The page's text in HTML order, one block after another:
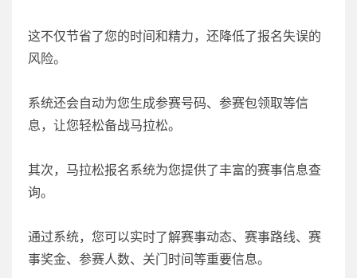
这不仅节省了您的时间和精力，还降低了报名失误的
风险。
系统还会自动为您生成参赛号码、参赛包领取等信
息，让您轻松备战马拉松。
其次，马拉松报名系统为您提供了丰富的赛事信息查
询。
通过系统，您可以实时了解赛事动态、赛事路线、赛
事奖金、参赛人数、关门时间等重要信息。